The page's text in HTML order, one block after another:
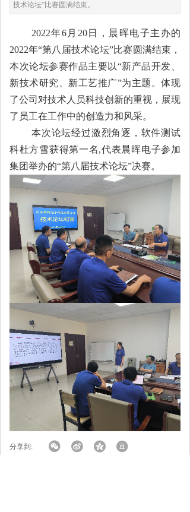
技术论坛”比赛圆满结束。
2022年6月20日，晨晖电子主办的
2022年“第八届技术论坛”比赛圆满结束，
本次论坛参赛作品主要以“新产品开发、
新技术研究、新工艺推广”为主题。体现
了公司对技术人员科技创新的重视，展现
了员工在工作中的创造力和风采。
本次论坛经过激烈角逐，软件测试
科杜方雪获得第一名,代表晨晖电子参加
集团举办的“第八届技术论坛”决赛。
分享到: